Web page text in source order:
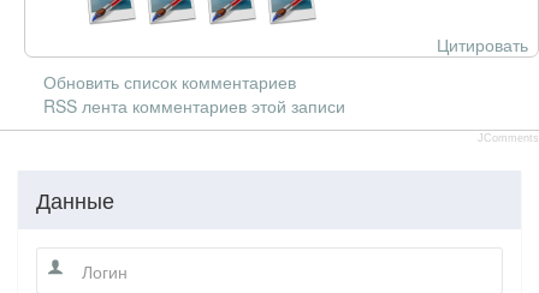
Цитировать
Обновить список комментариев
RSS лента комментариев этой записи
JComments
Данные